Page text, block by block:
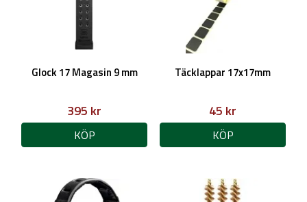
Glock 17 Magasin 9 mm
395 kr
KÖP
Täcklappar 17x17mm
45 kr
KÖP